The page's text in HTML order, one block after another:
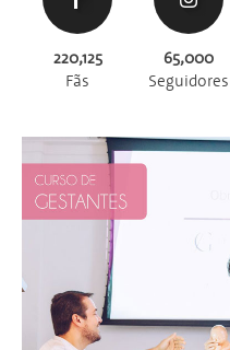
220,125
Fãs
65,000
Seguidores